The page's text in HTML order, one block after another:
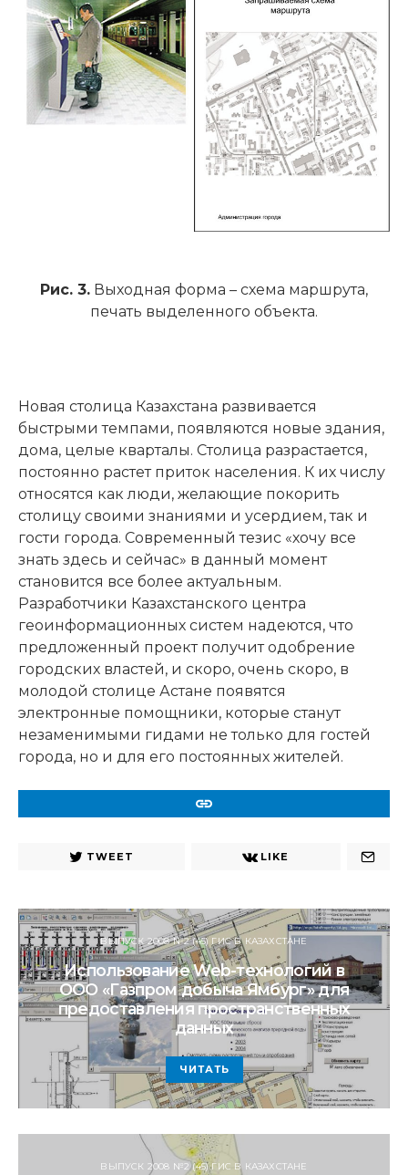
Рис. 3. Выходная форма – схема маршрута,
печать выделенного объекта.
Новая столица Казахстана развивается
быстрыми темпами, появляются новые здания,
дома, целые кварталы. Столица разрастается,
постоянно растет приток населения. К их числу
относятся как люди, желающие покорить
столицу своими знаниями и усердием, так и
гости города. Современный тезис «хочу все
знать здесь и сейчас» в данный момент
становится все более актуальным.
Разработчики Казахстанского центра
геоинформационных систем надеются, что
предложенный проект получит одобрение
городских властей, и скоро, очень скоро, в
молодой столице Астане появятся
электронные помощники, которые станут
незаменимыми гидами не только для гостей
города, но и для его постоянных жителей.
TWEET LIKE
ВЫПУСК 2008 №2 (45) ГИС В КАЗАХСТАНЕ
Использование Web-технологий в
ООО «Газпром добыча Ямбург» для
предоставления пространственных
данных
ЧИТАТЬ
ВЫПУСК 2008 №2 (45) ГИС В КАЗАХСТАНЕ